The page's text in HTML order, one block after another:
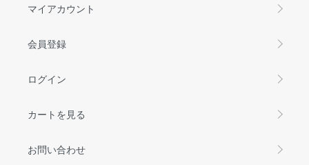
マイアカウント
会員登録
ログイン
カートを見る
お問い合わせ